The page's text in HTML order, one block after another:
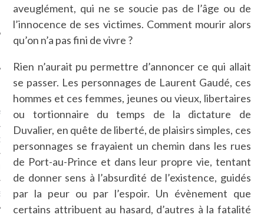
CARAVELLE
CARAVELLE
PODCAST
aveuglément, qui ne se soucie pas de l’âge ou de
l’innocence de ses victimes. Comment mourir alors
qu’on n’a pas fini de vivre ?
Rien n’aurait pu permettre d’annoncer ce qui allait
se passer. Les personnages de Laurent Gaudé, ces
hommes et ces femmes, jeunes ou vieux, libertaires
ou tortionnaire du temps de la dictature de
Duvalier, en quête de liberté, de plaisirs simples, ces
personnages se frayaient un chemin dans les rues
de Port-au-Prince et dans leur propre vie, tentant
de donner sens à l’absurdité de l’existence, guidés
par la peur ou par l’espoir. Un évènement que
certains attribuent au hasard, d’autres à la fatalité